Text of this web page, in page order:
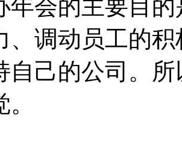
年会的主要目
、调动员工的
自己的公司。